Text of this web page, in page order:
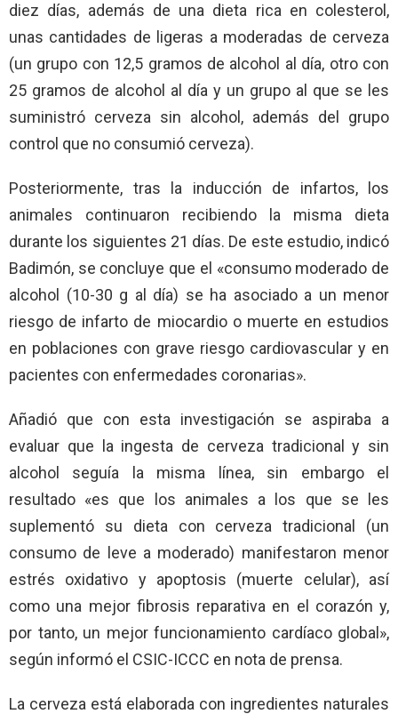
diez días, además de una dieta rica en colesterol,
unas cantidades de ligeras a moderadas de cerveza
(un grupo con 12,5 gramos de alcohol al día, otro con
25 gramos de alcohol al día y un grupo al que se les
suministró cerveza sin alcohol, además del grupo
control que no consumió cerveza).
Posteriormente, tras la inducción de infartos, los
animales continuaron recibiendo la misma dieta
durante los siguientes 21 días. De este estudio, indicó
Badimón, se concluye que el «consumo moderado de
alcohol (10-30 g al día) se ha asociado a un menor
riesgo de infarto de miocardio o muerte en estudios
en poblaciones con grave riesgo cardiovascular y en
pacientes con enfermedades coronarias».
Añadió que con esta investigación se aspiraba a
evaluar que la ingesta de cerveza tradicional y sin
alcohol seguía la misma línea, sin embargo el
resultado «es que los animales a los que se les
suplementó su dieta con cerveza tradicional (un
consumo de leve a moderado) manifestaron menor
estrés oxidativo y apoptosis (muerte celular), así
como una mejor fibrosis reparativa en el corazón y,
por tanto, un mejor funcionamiento cardíaco global»,
según informó el CSIC-ICCC en nota de prensa.
La cerveza está elaborada con ingredientes naturales